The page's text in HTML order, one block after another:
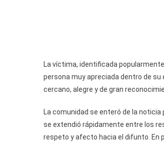
La víctima, identificada
persona muy apreciada dentro de
cercano, alegre y de gran
La comunidad se enteró de la noticia
se extendió rápidamente entre los
respeto y afecto hacia el difunto. En